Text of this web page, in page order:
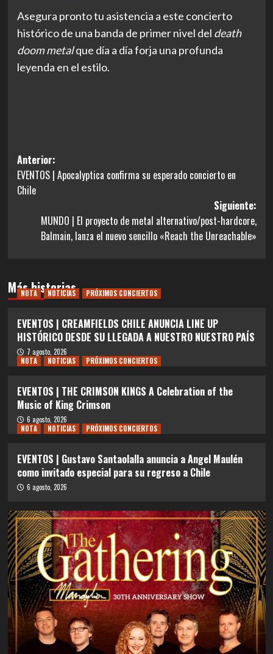
Asegura pronto tu asistencia a este concierto
histórico de una banda de primer nivel del death
doom metalque día a día forja una profunda
leyenda en el estilo.
Navegación
de
entradas
Anterior:
EVENTOS | Apocalyptica confirma su esperado concierto en
Chile
Siguiente:
MUNDO | El proyecto de metal alternativo/post-hardcore,
Balmain, lanza el nuevo sencillo «Reach the Unreachable»
Más historias
NOTA NOTICIAS PRÓXIMOS CONCIERTOS
EVENTOS | CREAMFIELDS CHILE ANUNCIA LINE UP
HISTÓRICO DESDE SU LLEGADA A NUESTRO NUESTRO PAÍS
7 agosto, 2026
NOTA
NOTICIAS PRÓXIMOS CONCIERTOS
EVENTOS | THE CRIMSON KINGS A Celebration of the
Music of King Crimson
6 agosto, 2026
NOTA
NOTICIAS PRÓXIMOS CONCIERTOS
EVENTOS | Gustavo Santaolalla anuncia a Angel Maulén
como invitado especial para su regreso a Chile
6 agosto, 2026